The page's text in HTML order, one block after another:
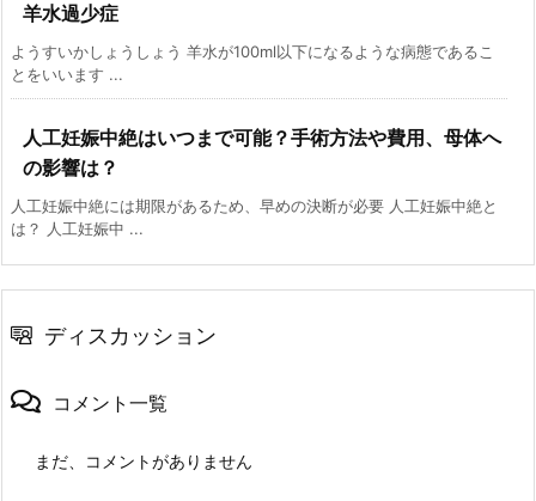
羊水過少症
ようすいかしょうしょう 羊水が100ml以下になるような病態であるこ
とをいいます ...
人工妊娠中絶はいつまで可能？手術方法や費用、母体へ
の影響は？
人工妊娠中絶には期限があるため、早めの決断が必要 人工妊娠中絶と
は？ 人工妊娠中 ...
ディスカッション
コメント一覧
まだ、コメントがありません